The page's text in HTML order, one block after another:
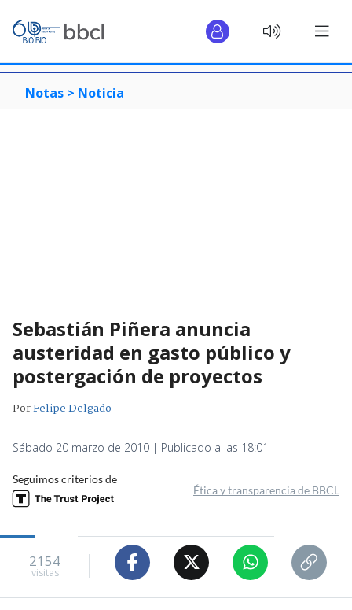
Notas > Noticia
Sebastián Piñera anuncia
austeridad en gasto público y
postergación de proyectos
PorFelipe Delgado
Sábado 20 marzo de 2010 | Publicado a las 18:01
Seguimos criterios de
Ética y transparencia de BBCL
2154
visitas